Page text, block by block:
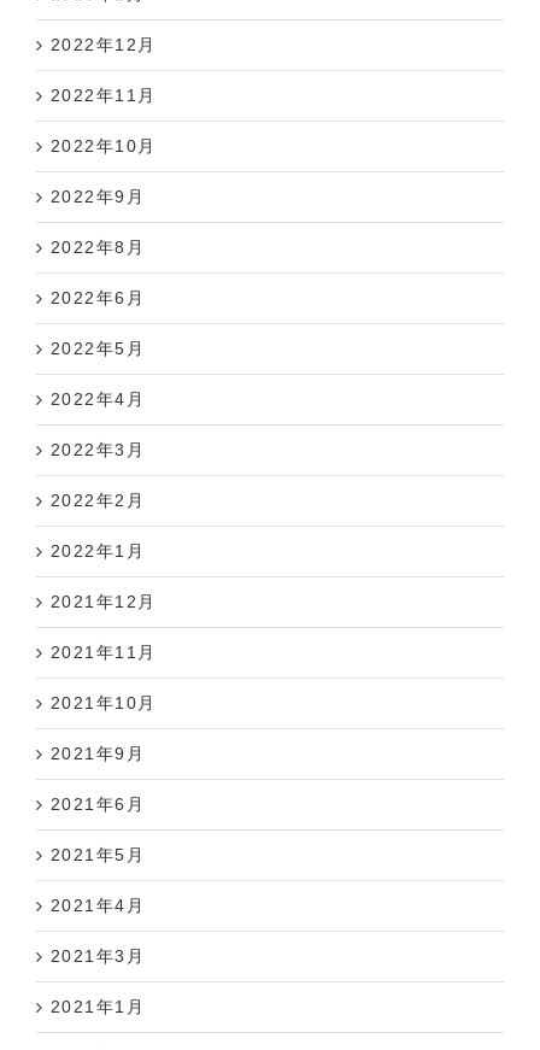
2022年12月
2022年11月
2022年10月
2022年9月
2022年8月
2022年6月
2022年5月
2022年4月
2022年3月
2022年2月
2022年1月
2021年12月
2021年11月
2021年10月
2021年9月
2021年6月
2021年5月
2021年4月
2021年3月
2021年1月